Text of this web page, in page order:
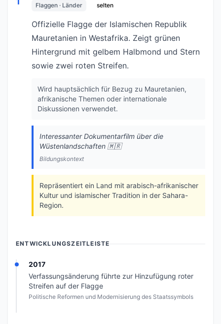
Flaggen · Länder selten
Offizielle Flagge der Islamischen Republik
Mauretanien in Westafrika. Zeigt grünen
Hintergrund mit gelbem Halbmond und Stern
sowie zwei roten Streifen.
Wird hauptsächlich für Bezug zu Mauretanien,
afrikanische Themen oder internationale
Diskussionen verwendet.
Interessanter Dokumentarfilm über die
Wüstenlandschaften 🇲🇷
Bildungskontext
Repräsentiert ein Land mit arabisch-afrikanischer
Kultur und islamischer Tradition in der Sahara-
Region.
ENTWICKLUNGSZEITLEISTE
2017
Verfassungsänderung führte zur Hinzufügung roter
Streifen auf der Flagge
Politische Reformen und Modernisierung des Staatssymbols